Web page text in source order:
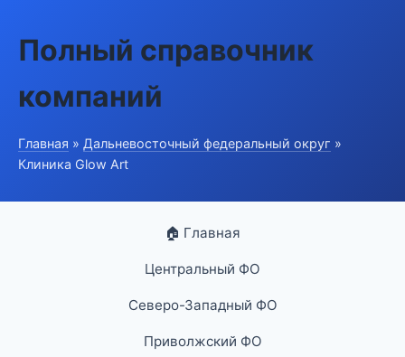
Полный справочник
компаний
Главная » Дальневосточный федеральный округ »
Клиника Glow Art
🏠 Главная
Центральный ФО
Северо-Западный ФО
Приволжский ФО